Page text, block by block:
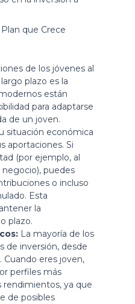
que Crece
de los jóvenes al
plazo es la
están
para adaptarse
de un joven.
situación económica
aportaciones. Si
(por ejemplo, al
puedes
o incluso
Esta
la
plazo.
La mayoría de los
de inversión, desde
Cuando eres joven,
perfiles más
rendimientos, ya que
de posibles